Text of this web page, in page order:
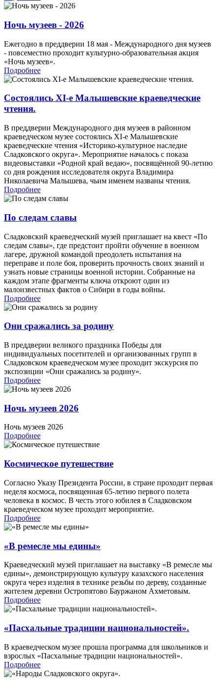
Ночь музеев - 2026
Ежегодно в преддверии 18 мая - Международного дня музеев
- повсеместно проходит культурно-образовательная акция
«Ночь музеев».
Подробнее
Состоялись XI-е Малышевские краеведческие
чтения.
В преддверии Международного дня музеев в районном
краеведческом музее состоялись XI-е Малышевские
краеведческие чтения «Историко-культурное наследие
Сладковского округа». Мероприятие началось с показа
видеовыставки «Родной край ведаю», посвящённой 90-летию
со дня рождения исследователя округа Владимира
Николаевича Малышева, чьим именем названы чтения.
Подробнее
По следам славы
Сладковский краеведческий музей приглашает на квест «По
следам славы», где предстоит пройти обучение в военном
лагере, дружной командой преодолеть испытания на
переправе и поле боя, проверить прочность своих знаний и
узнать новые страницы военной истории. Собранные на
каждом этапе фрагменты ключа откроют один из
малоизвестных фактов о Сибири в годы войны.
Подробнее
Они сражались за родину
В преддверии великого праздника Победы для
индивидуальных посетителей и организованных групп в
Сладковском краеведческом музее проходит экскурсия по
экспозиции «Они сражались за родину».
Подробнее
Ночь музеев 2026
Ночь музеев 2026
Подробнее
Космическое путешествие
Согласно Указу Президента России, в стране проходит первая
неделя космоса, посвященная 65-летию первого полета
человека в космос. В честь этого юбилея в Сладковском
краеведческом музее проходит мероприятие.
Подробнее
«В ремесле мы едины»
Краеведческий музей приглашает на выставку «В ремесле мы
едины», демонстрирующую культуру казахского населения
округа через изделия в технике резьбы по дереву, созданные
жителем деревни Остропятово Бауржаном Ахметовым.
Подробнее
«Пасхальные традиции национальностей».
В краеведческом музее прошла программа для школьников и
взрослых «Пасхальные традиции национальностей».
Подробнее